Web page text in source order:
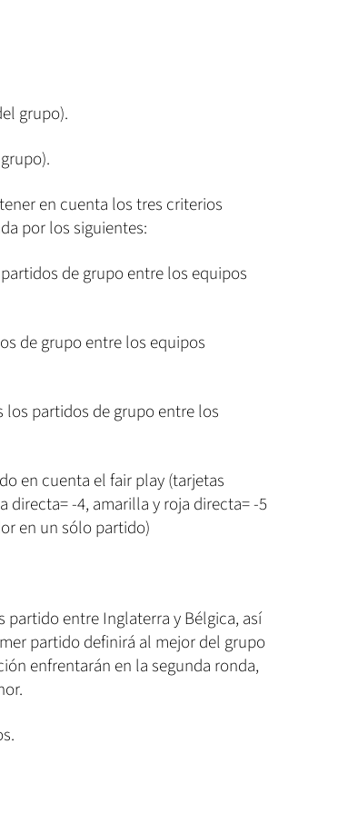
grupo).
en cuenta los tres criterios
por los siguientes:
de grupo entre los equipos
de grupo entre los equipos
partidos de grupo entre los
en cuenta el fair play (tarjetas
directa= -4, amarilla y roja directa= -5
en un sólo partido)
partido entre Inglaterra y Bélgica, así
partido definirá al mejor del grupo
enfrentarán en la segunda ronda,